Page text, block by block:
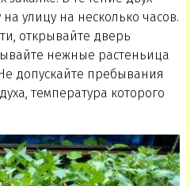
улицу на несколько часов.
открывайте дверь
нежные растеньица
допускайте пребывания
температура которого